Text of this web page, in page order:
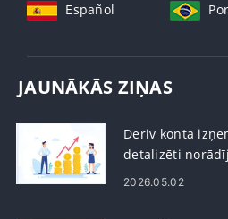
Español
JAUNĀKĀS ZIŅAS
Deriv konta
detalizēti
apstrādes laiks
2026.05.02